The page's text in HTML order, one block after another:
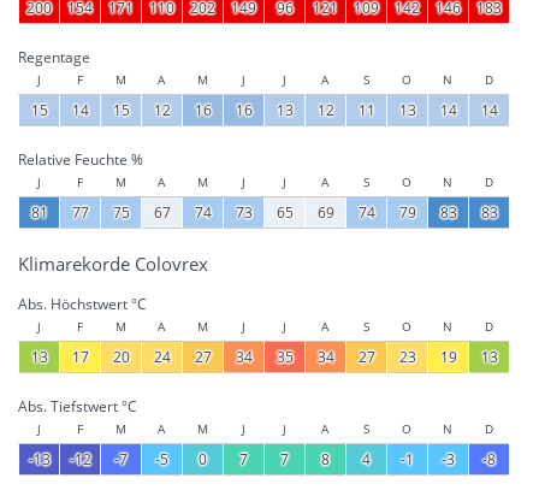
200 154 171 110 202 149 96 121 109 142 146 183
Regentage
J F M A M J J A S O N D
15 14 15 12 16 16 13 12 11 13 14 14
Relative Feuchte %
J F M A M J J A S O N D
81 77 75 67 74 73 65 69 74 79 83 83
Klimarekorde Colovrex
Abs. Höchstwert °C
J F M A M J J A S O N D
13 17 20 24 27 34 35 34 27 23 19 13
Abs. Tiefstwert °C
J F M A M J J A S O N D
-13 -12 -7 -5 0 7 7 8 4 -1 -3 -8